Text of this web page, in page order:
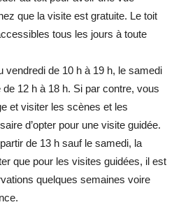
que la visite est gratuite. Le toit
tous les jours à toute
vendredi de 10 h à 19 h, le samedi
12 h à 18 h. Si par contre, vous
et visiter les scènes et les
d’opter pour une visite guidée.
de 13 h sauf le samedi, la
que pour les visites guidées, il est
quelques semaines voire